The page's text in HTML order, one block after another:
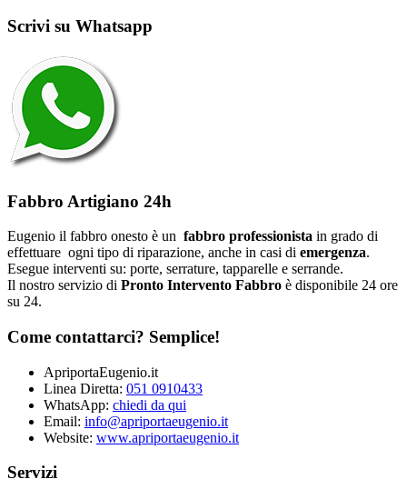
Scrivi su Whatsapp
Fabbro Artigiano 24h
Eugenio il fabbro onesto è un fabbro professionista in grado di
effettuare ogni tipo di riparazione, anche in casi di emergenza.
Esegue interventi su: porte, serrature, tapparelle e serrande.
Il nostro servizio di Pronto Intervento Fabbro è disponibile 24 ore
su 24.
Come contattarci? Semplice!
ApriportaEugenio.it
Linea Diretta: 051 0910433
WhatsApp: chiedi da qui
Email: info@apriportaeugenio.it
Website: www.apriportaeugenio.it
Servizi